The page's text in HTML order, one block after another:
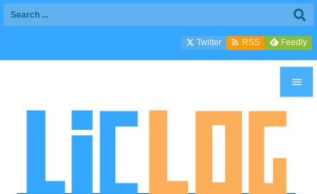

Twitter  RSS Feedly